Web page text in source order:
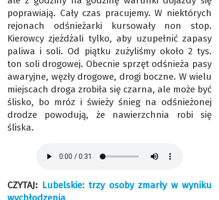
poprawiają. Cały czas pracujemy. W niektórych
rejonach odśnieżarki kursowały non stop.
Kierowcy zjeżdżali tylko, aby uzupełnić zapasy
paliwa i soli. Od piątku zużyliśmy około 2 tys.
ton soli drogowej. Obecnie sprzęt odśnieża pasy
awaryjne, węzły drogowe, drogi boczne. W wielu
miejscach droga zrobiła się czarna, ale może być
ślisko, bo mróz i świeży śnieg na odśnieżonej
drodze powodują, że nawierzchnia robi się
śliska.
CZYTAJ: Lubelskie: trzy osoby zmarły w wyniku